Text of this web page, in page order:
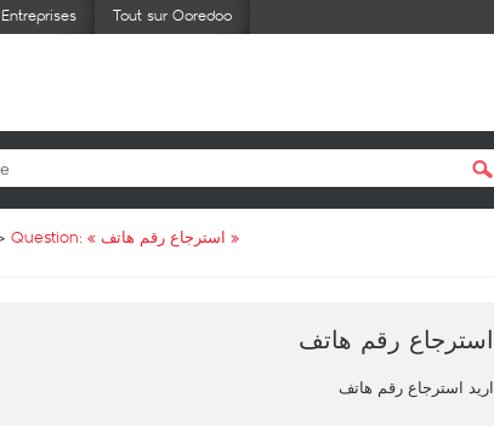
Entreprises Tout sur Ooredoo
Question: « استرجاع رقم هاتف »
استرجاع رقم هاتف
اريد استرجاع رقم هاتف